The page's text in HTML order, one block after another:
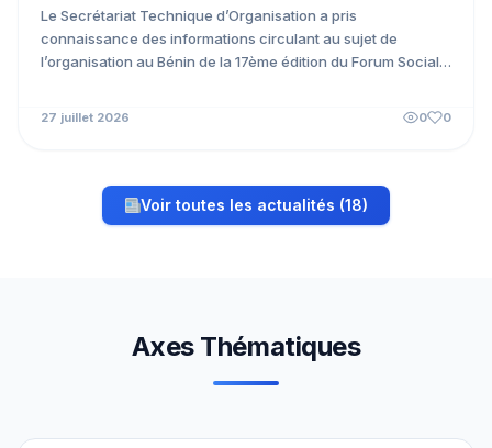
Le Secrétariat Technique d’Organisation a pris
connaissance des informations circulant au sujet de
l’organisation au Bénin de la 17ème édition du Forum Social
27 juillet 2026 0 0
Voir toutes les actualités (18)
Axes Thématiques